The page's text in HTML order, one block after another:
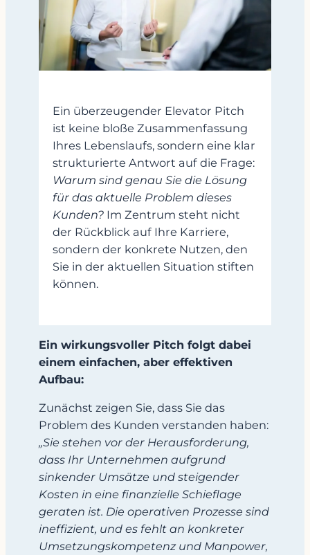
Ein überzeugender Elevator Pitch
ist keine bloße Zusammenfassung
Ihres Lebenslaufs, sondern eine klar
strukturierte Antwort auf die Frage:
Warum sind genau Sie die Lösung
für das aktuelle Problem dieses
Kunden? Im Zentrum steht nicht
der Rückblick auf Ihre Karriere,
sondern der konkrete Nutzen, den
Sie in der aktuellen Situation stiften
können.
Ein wirkungsvoller Pitch folgt dabei
einem einfachen, aber effektiven
Aufbau:
Zunächst zeigen Sie, dass Sie das
Problem des Kunden verstanden haben:
„Sie stehen vor der Herausforderung,
dass Ihr Unternehmen aufgrund
sinkender Umsätze und steigender
Kosten in eine finanzielle Schieflage
geraten ist. Die operativen Prozesse sind
ineffizient, und es fehlt an konkreter
Umsetzungskompetenz und Manpower,